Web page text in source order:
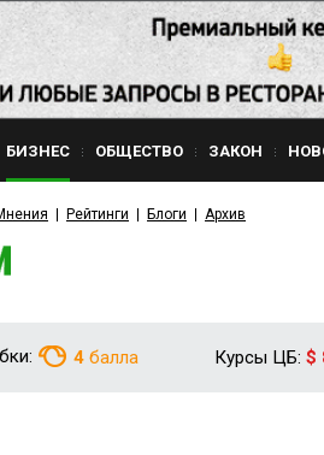
БИЗНЕС ОБЩЕСТВО ЗАКОН
Рейтинги Блоги Архив
4 балла Курсы ЦБ: $